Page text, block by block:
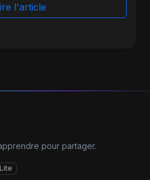
l'article
pour partager.